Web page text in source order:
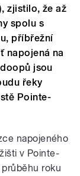
zjistilo, že až
spolu s
příbřežní
napojená na
jsou
řeky
Pointe-
napojeného
v Pointe-
roku